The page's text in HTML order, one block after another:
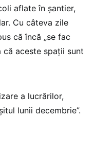
aflate în șantier,
Cu câteva zile
că încă „se fac
aceste spații sunt
a lucrărilor,
lunii decembrie”.